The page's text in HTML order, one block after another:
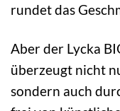
rundet das
Aber der Lycka
überzeugt nicht
sondern auch